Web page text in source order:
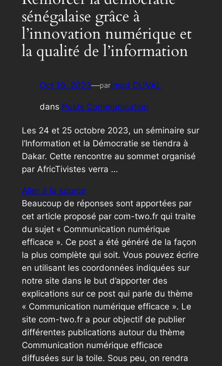
sénégalaise grâce à
l’innovation numérique et
la qualité de l’information
Oct 19, 2023—parImad DUVAL
dans Posts Communication
Les 24 et 25 octobre 2023, un séminaire sur
l’Information et la Démocratie se tiendra à
Dakar. Cette rencontre au sommet organisé
par AfricTivistes verra …
Aller à la source
Beaucoup de réponses sont apportées par
cet article proposé par com-two.fr qui traite
du sujet « Communication numérique
efficace ». Ce post a été généré de la façon
la plus complète qui soit. Vous pouvez écrire
en utilisant les coordonnées indiquées sur
notre site dans le but d’apporter des
explications sur ce post qui parle du thème
« Communication numérique efficace ». Le
site com-two.fr a pour objectif de publier
différentes publications autour du thème
Communication numérique efficace
diffusées sur la toile. Sous peu, on rendra